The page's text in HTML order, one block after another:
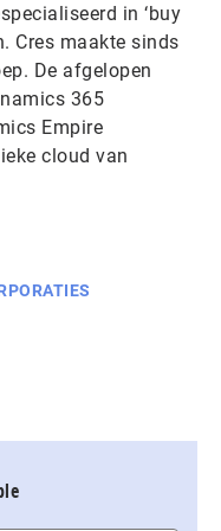
in ‘buy
Cres maakte sinds
De afgelopen
365
Empire
cloud van